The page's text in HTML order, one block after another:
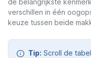
de belangrijkste
verschillen in één
keuze tussen beide
Tip: Scroll de